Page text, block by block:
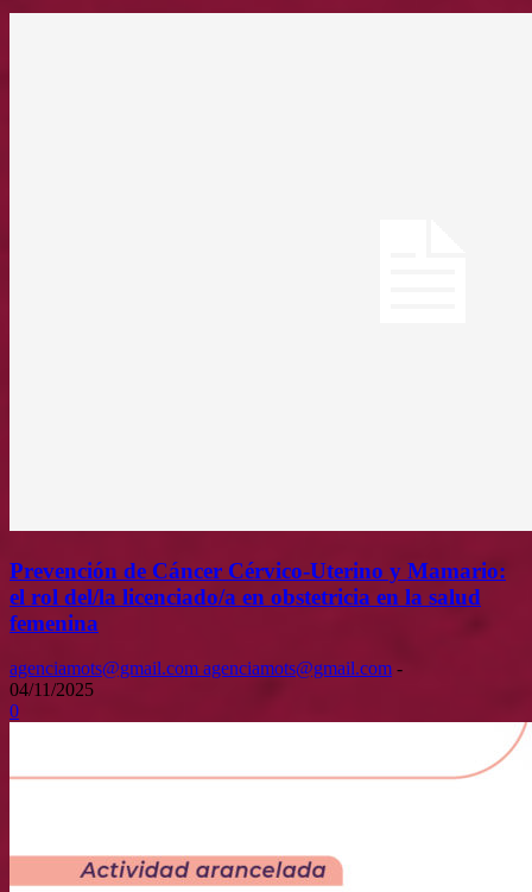
Prevención de Cáncer Cérvico-Uterino y Mamario:
el rol del/la licenciado/a en obstetricia en la salud
femenina
agenciamots@gmail.com agenciamots@gmail.com -
04/11/2025
0